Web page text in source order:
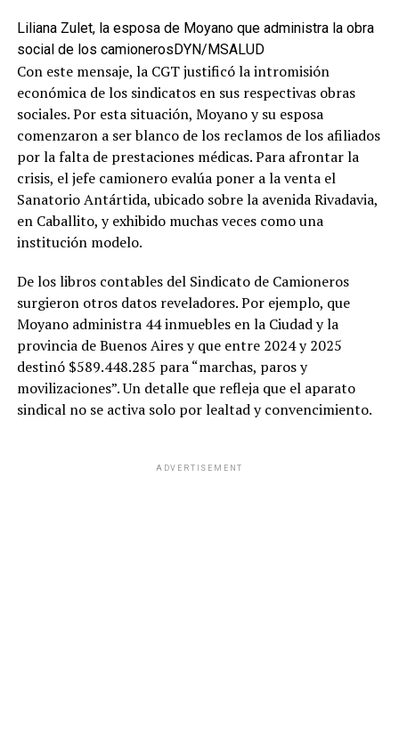
Liliana Zulet, la esposa de Moyano que administra la obra
social de los camionerosDYN/MSALUD
Con este mensaje, la CGT justificó la intromisión
económica de los sindicatos en sus respectivas obras
sociales. Por esta situación, Moyano y su esposa
comenzaron a ser blanco de los reclamos de los afiliados
por la falta de prestaciones médicas. Para afrontar la
crisis, el jefe camionero evalúa poner a la venta el
Sanatorio Antártida, ubicado sobre la avenida Rivadavia,
en Caballito, y exhibido muchas veces como una
institución modelo.
De los libros contables del Sindicato de Camioneros
surgieron otros datos reveladores. Por ejemplo, que
Moyano administra 44 inmuebles en la Ciudad y la
provincia de Buenos Aires y que entre 2024 y 2025
destinó $589.448.285 para “marchas, paros y
movilizaciones”. Un detalle que refleja que el aparato
sindical no se activa solo por lealtad y convencimiento.
ADVERTISEMENT